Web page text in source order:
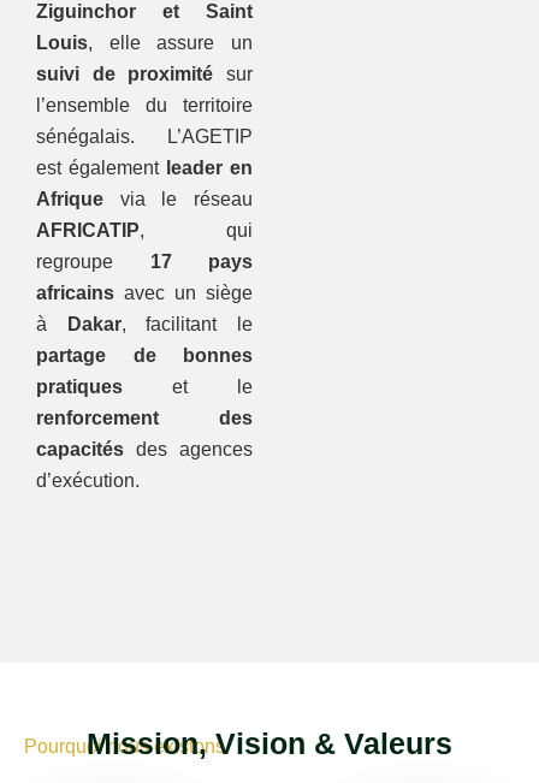
Ziguinchor et Saint
Louis, elle assure un
suivi de proximité sur
l’ensemble du territoire
sénégalais. L’AGETIP
est également leader en
Afrique via le réseau
AFRICATIP, qui
regroupe 17 pays
africains avec un siège
à
Dakar, facilitant le
partage de bonnes
pratiques et le
renforcement des
capacités des agences
d’exécution.
Pourquoi nous existons
Mission, Vision & Valeurs